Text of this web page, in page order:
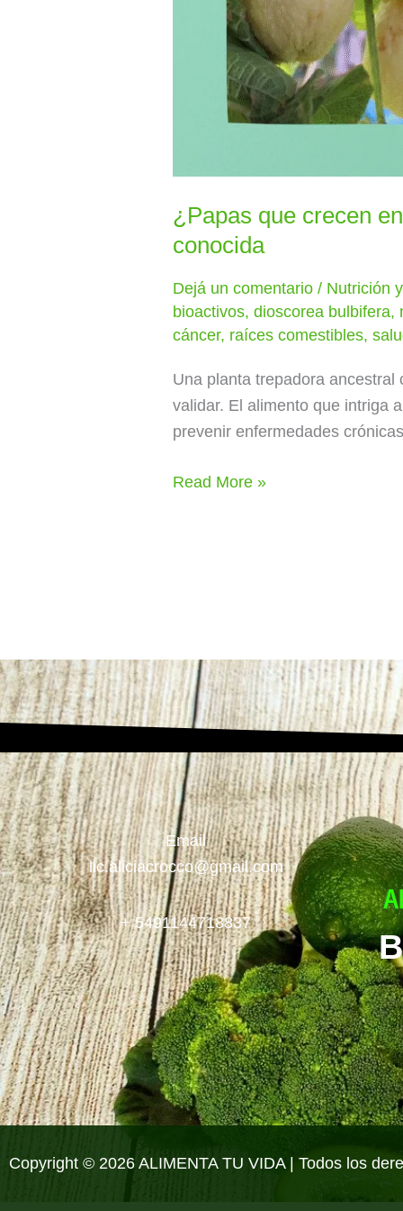
¿Papas que crecen
conocida
Dejá un comentario / Nutrición
bioactivos,dioscorea bulbifera,
cáncer, raíces comestibles,
Una planta trepadora ancestral
validar. El alimento que intriga
prevenir enfermedades
Read More »
Email
lic.aliciacrocco@gmail.com
+ 5491144718837
Copyright © 2026 ALIMENTA TU VIDA | Todos los